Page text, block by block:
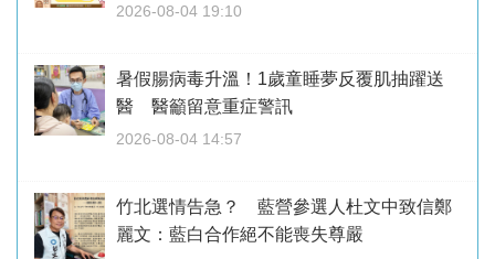
2026-08-04 19:10
暑假腸病毒升溫！1歲童睡夢反覆肌抽躍送
醫 醫籲留意重症警訊
2026-08-04 14:57
竹北選情告急？ 藍營參選人杜文中致信鄭
麗文：藍白合作絕不能喪失尊嚴